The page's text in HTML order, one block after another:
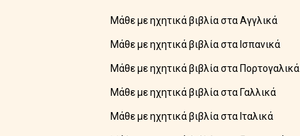
Μάθε με ηχητικά βιβλία στα Αγγλικά
Μάθε με ηχητικά βιβλία στα Ισπανικά
Μάθε με ηχητικά βιβλία στα Πορτογαλικά
Μάθε με ηχητικά βιβλία στα Γαλλικά
Μάθε με ηχητικά βιβλία στα Ιταλικά